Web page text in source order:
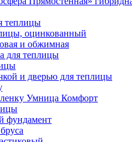
теплицы
оцинкованный
и обжимная
для теплицы
и дверью для теплицы
Умница Комфорт
фундамент